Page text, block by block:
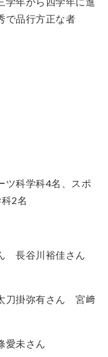
で品行方正な者
科学科4名、スポ
2名
長谷川裕佳さん
刀掛弥有さん 宮﨑
愛未さん